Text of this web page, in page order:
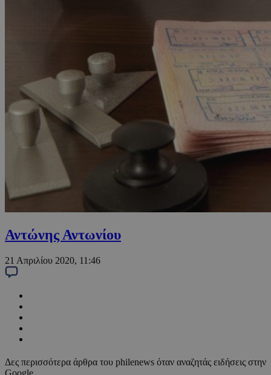
Αντώνης Αντωνίου
21 Απριλίου 2020, 11:46
Δες περισσότερα άρθρα του philenews όταν αναζητάς ειδήσεις στην
Google